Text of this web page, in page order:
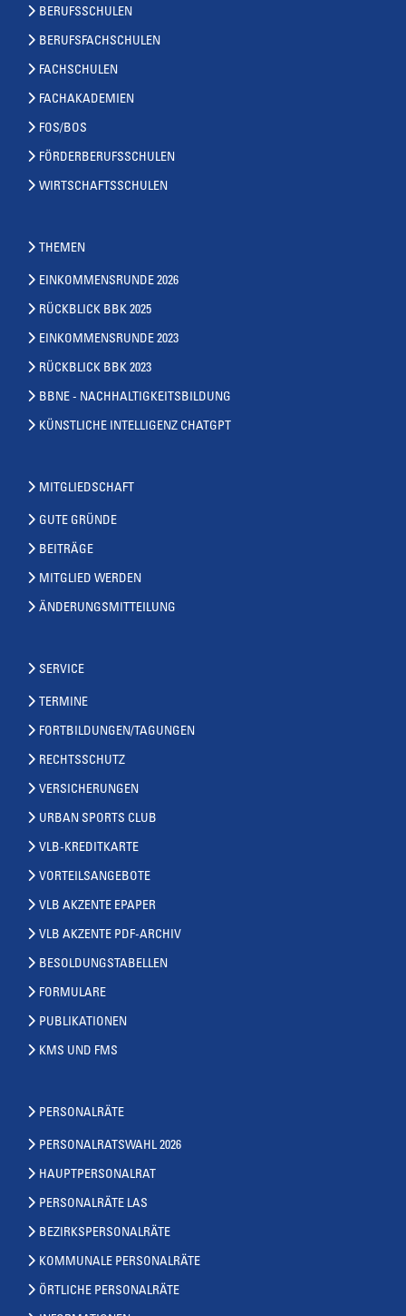
BERUFSSCHULEN
BERUFSFACHSCHULEN
FACHSCHULEN
FACHAKADEMIEN
FOS/BOS
FÖRDERBERUFSSCHULEN
WIRTSCHAFTSSCHULEN
THEMEN
EINKOMMENSRUNDE 2026
RÜCKBLICK BBK 2025
EINKOMMENSRUNDE 2023
RÜCKBLICK BBK 2023
BBNE - NACHHALTIGKEITSBILDUNG
KÜNSTLICHE INTELLIGENZ CHATGPT
MITGLIEDSCHAFT
GUTE GRÜNDE
BEITRÄGE
MITGLIED WERDEN
ÄNDERUNGSMITTEILUNG
SERVICE
TERMINE
FORTBILDUNGEN/TAGUNGEN
RECHTSSCHUTZ
VERSICHERUNGEN
URBAN SPORTS CLUB
VLB-KREDITKARTE
VORTEILSANGEBOTE
VLB AKZENTE EPAPER
VLB AKZENTE PDF-ARCHIV
BESOLDUNGSTABELLEN
FORMULARE
PUBLIKATIONEN
KMS UND FMS
PERSONALRÄTE
PERSONALRATSWAHL 2026
HAUPTPERSONALRAT
PERSONALRÄTE LAS
BEZIRKSPERSONALRÄTE
KOMMUNALE PERSONALRÄTE
ÖRTLICHE PERSONALRÄTE